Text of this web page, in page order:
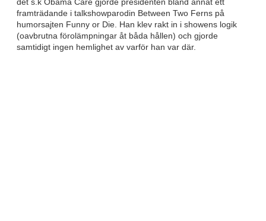
framträdande i talkshowparodin Between Two Ferns på
humorsajten Funny or Die. Han klev rakt in i showens logik
(oavbrutna förolämpningar åt båda hållen) och gjorde
samtidigt ingen hemlighet av varför han var där.